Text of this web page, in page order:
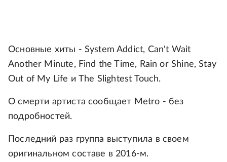
Основные хиты - System Addict, Can't Wait
Another Minute, Find the Time, Rain or Shine, Stay
Out of My Life и The Slightest Touch.
О смерти артиста сообщает Metro - без
подробностей.
Последний раз группа выступила в своем
оригинальном составе в 2016-м.